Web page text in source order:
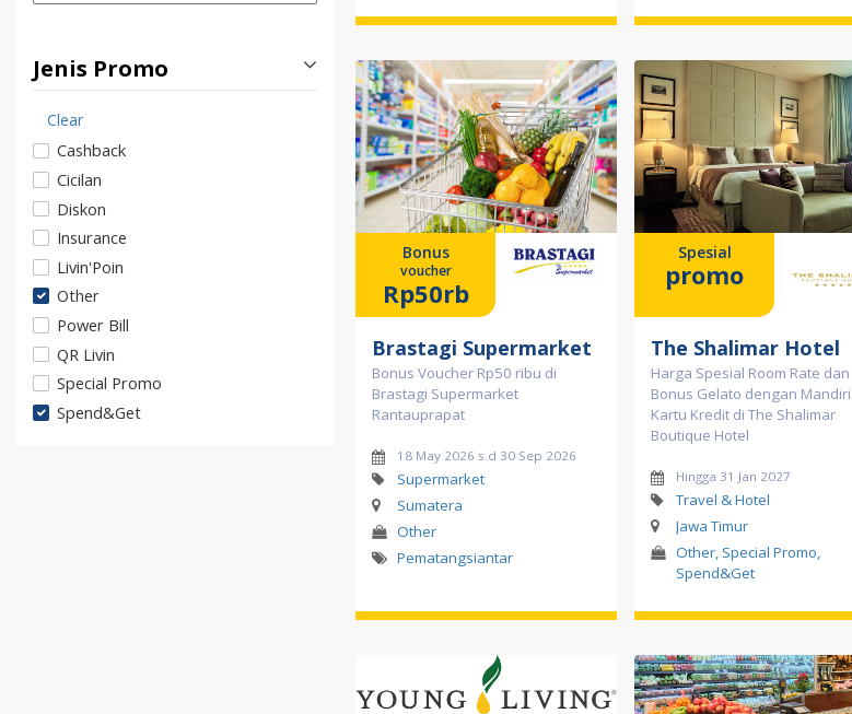
Jenis Promo
Clear
Cashback
Cicilan
Diskon
Insurance
Livin'Poin
Other
Power Bill
QR Livin
Special Promo
Spend&Get
Bonus
voucher
Rp50rb
Brastagi Supermarket
Bonus Voucher Rp50 ribu di
Brastagi Supermarket
Rantauprapat
18 May 2026 s.d 30 Sep 2026
Supermarket
Sumatera
Other
Pematangsiantar
Spesial
promo
The Shalimar Hotel
Harga Spesial Room Rate dan
Bonus Gelato dengan Mandiri
Kartu Kredit di The Shalimar
Boutique Hotel
Hingga 31 Jan 2027
Travel & Hotel
Jawa Timur
Other, Special Promo,
Spend&Get